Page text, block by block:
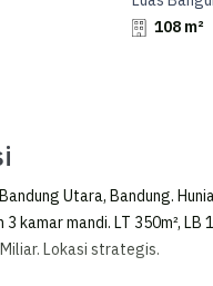
108 m²
Utara, Bandung.
kamar mandi. LT 350m², LB
Lokasi strategis.